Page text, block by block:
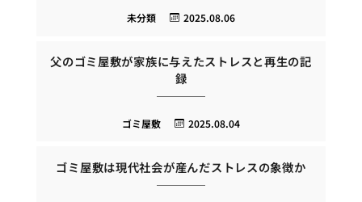
2025.08.06
未分類
父のゴミ屋敷が家族に与えたストレスと再生の記
録
2025.08.04
ゴミ屋敷
ゴミ屋敷は現代社会が産んだストレスの象徴か